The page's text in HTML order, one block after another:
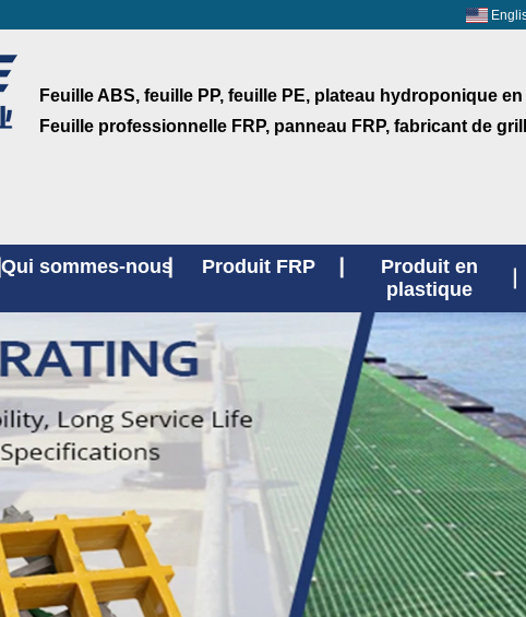
Feuille ABS, feuille PP, feuille PE, plateau hydroponique
Feuille professionnelle FRP, panneau FRP, fabricant de
Qui sommes-nous Produit FRP
Produit en
plastique